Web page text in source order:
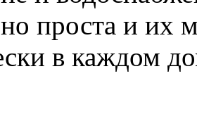
проста и их
в каждом